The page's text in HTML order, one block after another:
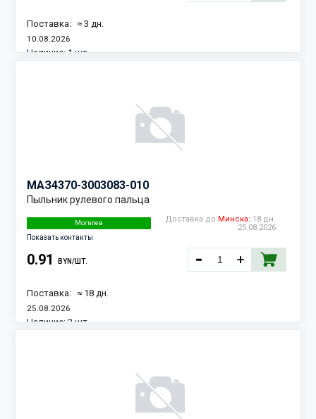
Поставка: ≈ 3 дн.
10.08.2026
Наличие: 1 шт.
МАЗ4370-3003083-010
Пыльник рулевого пальца
Могилев
Показать контакты
Доставка до Минска: 18 дн.
25.08.2026
0.91 BYN/ШТ.
Поставка: ≈ 18 дн.
25.08.2026
Наличие: 2 шт.